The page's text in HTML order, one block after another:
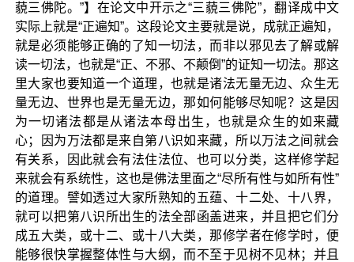
藐三佛陀。”】在论文中开示之“三藐三佛陀”，翻译成中文
实际上就是“正遍知”。这段论文主要就是说，成就正遍知，
就是必须能够正确的了知一切法，而非以邪见去了解或解
读一切法，也就是“正、不邪、不颠倒”的证知一切法。那这
里大家也要知道一个道理，也就是诸法无量无边、众生无
量无边、世界也是无量无边，那如何能够尽知呢？这是因
为一切诸法都是从诸法本母出生，也就是众生的如来藏
心；因为万法都是来自第八识如来藏，所以万法之间就会
有关系，因此就会有法住法位、也可以分类，这样修学起
来就会有系统性，这也是佛法里面之“尽所有性与如所有性”
的道理。譬如透过大家所熟知的五蕴、十二处、十八界，
就可以把第八识所出生的法全部函盖进来，并且把它们分
成五大类，或十二、或十八大类，那修学者在修学时，便
能够很快掌握整体性与大纲，而不至于见树不见林；并且